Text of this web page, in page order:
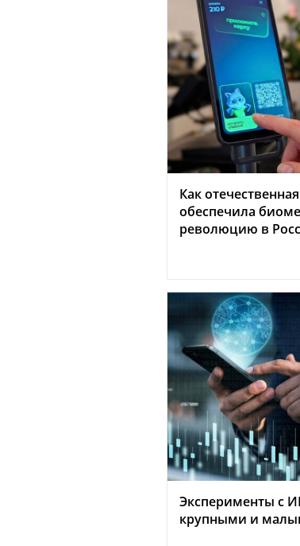
Как
обеспечила
революцию в
Эксперименты с
крупными и